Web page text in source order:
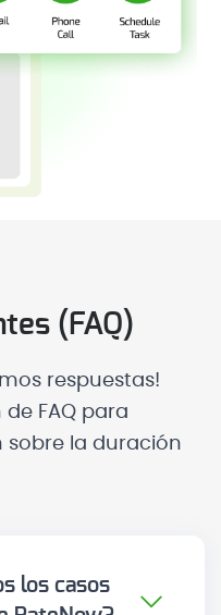
(FAQ)
respuestas!
FAQ para
la duración
los casos